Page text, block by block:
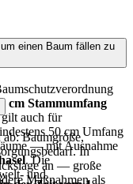
einen Baum fällen zu
cm Stammumfang
gilt auch für
50 cm Umfang
— mit Ausnahme
. Die
und
Baumgröße,
In
an — große
Maßnahmen als